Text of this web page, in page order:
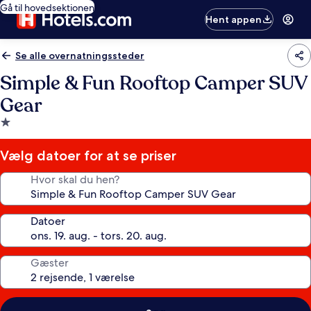
Gå til hovedsektionen
Hent appen
Se alle overnatningssteder
Simple & Fun Rooftop Camper SUV
Gear
1.0-
stjernet
overnatningssted
Vælg datoer for at se priser
Hvor skal du hen?
Datoer
Gæster